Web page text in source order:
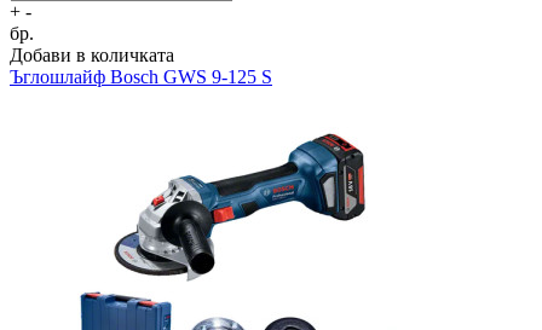
+ -
бр.
Добави в количката
Ъглошлайф Bosch GWS 9-125 S